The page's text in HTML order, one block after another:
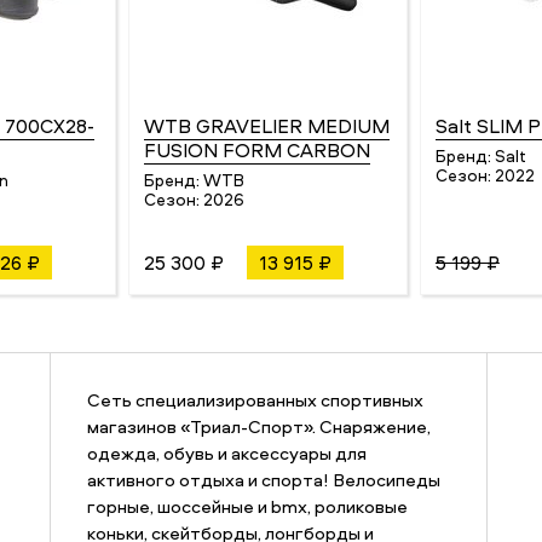
₽
WTB GRAVELIER MEDIUM
FUSION FORM CARBON
Бренд: WTB
Сезон: 2026
25 300 ₽ 13 915 ₽
Salt SLIM
Бренд: Salt
Сезон: 2022
5 199 ₽
Сеть специализированных спортивных
магазинов «Триал-Спорт». Снаряжение,
одежда, обувь и аксессуары для
активного отдыха и спорта! Велосипеды
горные, шоссейные и bmx, роликовые
коньки, скейтборды, лонгборды и